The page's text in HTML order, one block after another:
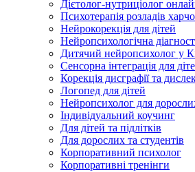
Дієтолог-нутриціолог
Психотерапія розладів
Нейрокорекція для дітей
Нейропсихологічна
Дитячий нейропсихолог у
Сенсорна інтеграція для
Корекція дисграфії та
Логопед для дітей
Нейропсихолог для
Індивідуальний коучинг
Для дітей та підлітків
Для дорослих та студентів
Корпоративний психолог
Корпоративні тренінги